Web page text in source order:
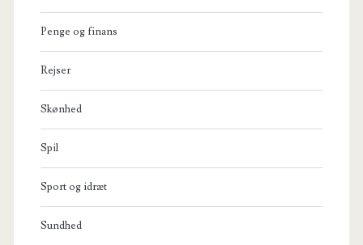
Penge og finans
Rejser
Skønhed
Spil
Sport og idræt
Sundhed